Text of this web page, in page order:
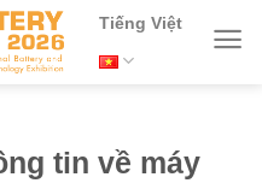
Tiếng Việt
tin về máy